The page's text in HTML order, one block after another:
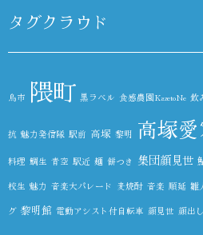
タグクラウド
鳥市 隈町 黒ラベル 食感農園KazetoNe 飲
抗 魅力発信隊 駅前 高塚 黎明 高塚
料理 鯛生 青空 駅近 麺 餅つき 集団顔見世
校生 魅力 音楽大パレード 麦焼酎 音楽 順延 雛
グ 黎明館 電動アシスト付自転車 顔見世 顔出し